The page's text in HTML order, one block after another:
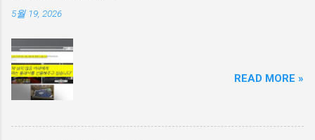
5월 19, 2026
READ MORE »